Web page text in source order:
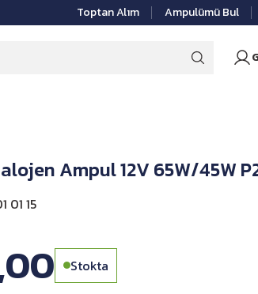
Toptan Alım Ampulümü Bul
Ampul 12V 65W/45W
01 15
Stokta